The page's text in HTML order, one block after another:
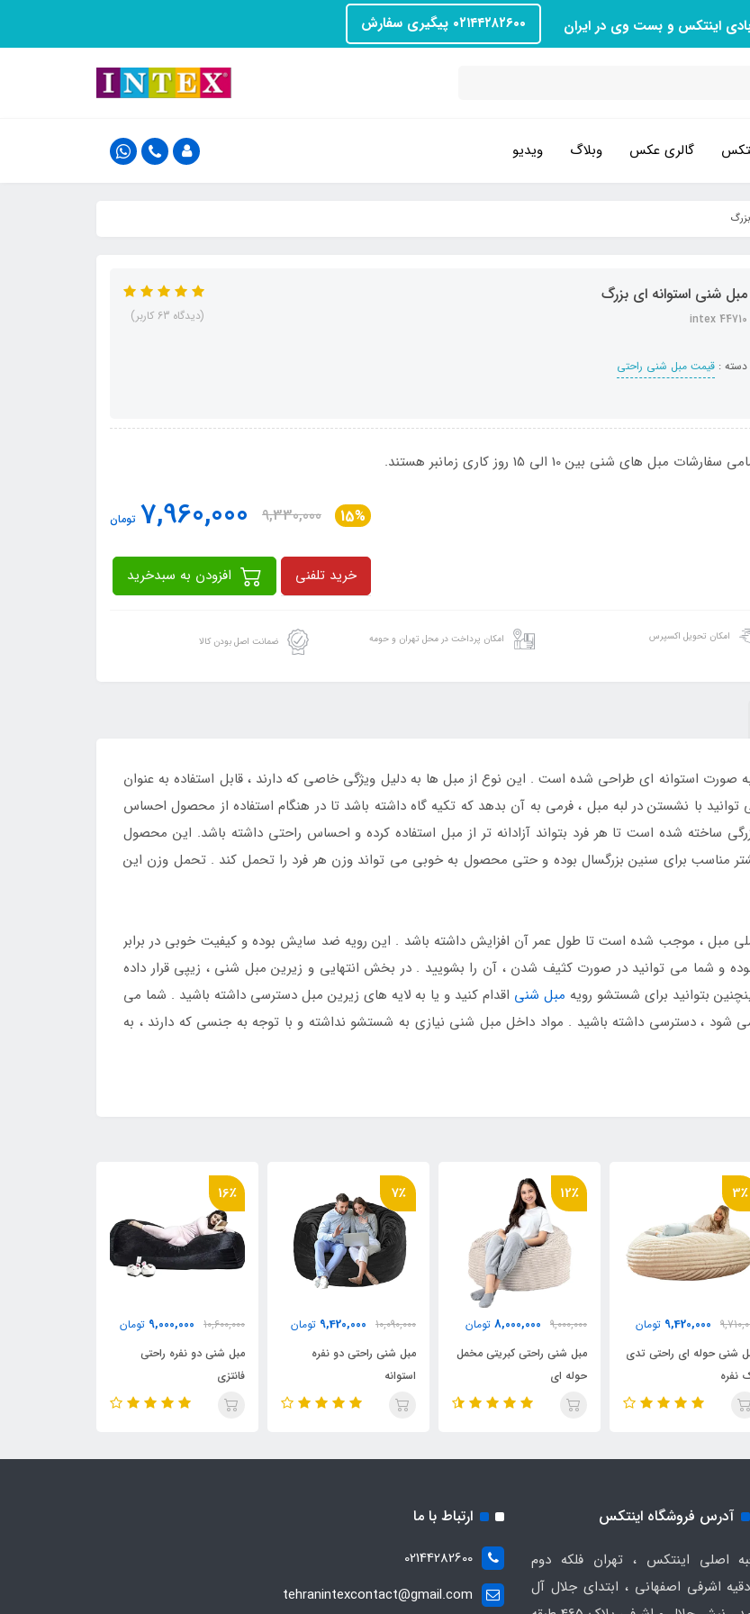
اینتکس و بست وی در ایران ۰۲۱۴۴۲۸۲۶۰۰ پیگیری سفارش
گالری عکس وبلاگ ویدیو
مبل شنی استوانه ای بزرگ
intex 44710
دسته : قیمت مبل شنی راحتی
(دیدگاه 63 کاربر)
سفارشات مبل های شنی بین 10 الی 15 روز کاری زمانبر هستند.
15%
9,330,000
7,960,000 تومان
خرید تلفنی
امکان تحویل اکسپرس امکان پرداخت در محل تهران و حومه ضمانت اصل بودن کالا
استوانه ای طراحی شده است . این نوع از مبل ها به دلیل ویژگی خاصی که دارند ، قابل استفاده به عنوان
با نشستن در لبه مبل ، فرمی به آن بدهد که تکیه گاه داشته باشد تا در هنگام استفاده از محصول احساس
ساخته شده است تا هر فرد بتواند آزادانه تر از مبل استفاده کرده و احساس راحتی داشته باشد. این محصول
مناسب برای سنین بزرگسال بوده و حتی محصول به خوبی می تواند وزن هر فرد را تحمل کند . تحمل وزن این
مبل ، موجب شده است تا طول عمر آن افزایش داشته باشد . این رویه ضد سایش بوده و کیفیت خوبی در برابر
و شما می توانید در صورت کثیف شدن ، آن را بشویید . در بخش انتهایی و زیرین مبل شنی ، زیپی قرار داده
بتوانید برای شستشو رویه مبل شنی اقدام کنید و یا به لایه های زیرین مبل دسترسی داشته باشید . شما می
می شود ، دسترسی داشته باشید . مواد داخل مبل شنی نیازی به شستشو نداشته و با توجه به جنسی که دارند ، به
3٪
9,420,000 تومان
شنی حوله ای راحتی تدی
نفره
12٪
9,000,000
8,000,000 تومان
مبل شنی راحتی کبریتی مخمل
حوله ای
7٪
10,090,000
9,420,000 تومان
مبل شنی راحتی دو نفره
استوانه
16٪
10,600,000
9,000,000 تومان
مبل شنی دو نفره راحتی
فانتزی
آدرس فروشگاه اینتکس
اصلی اینتکس ، تهران فلکه دوم
اشرفی اصفهانی ، ابتدای جلال آل
ارتباط با ما
02144282600
tehranintexcontact@gmail.com